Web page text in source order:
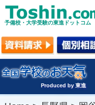
予備校・大学受験の東進ドットコム
Produced by 東進